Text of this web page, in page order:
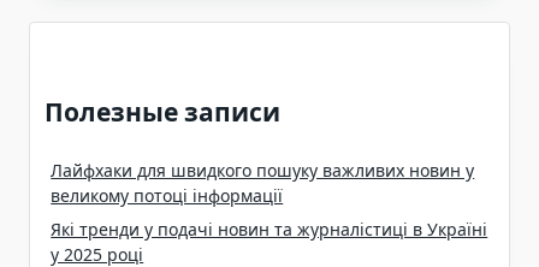
Полезные записи
Лайфхаки для швидкого пошуку важливих новин у
великому потоці інформації
Які тренди у подачі новин та журналістиці в Україні
у 2025 році